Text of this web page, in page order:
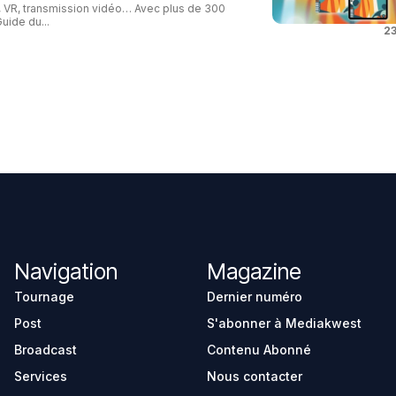
VR, transmission vidéo… Avec plus de 300
du...
Navigation
Tournage
Post
Broadcast
Services
Magazine
Dernier numéro
S'abonner à Mediakwest
Contenu Abonné
Nous contacter